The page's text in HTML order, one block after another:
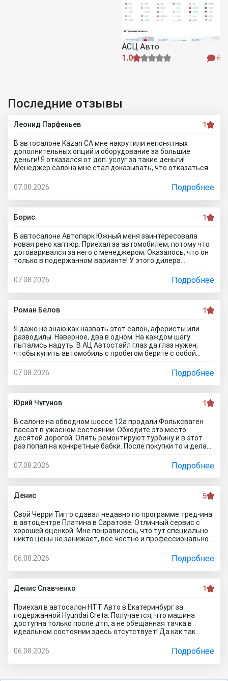
АСЦ Авто
1.0
6
Последние отзывы
Леонид Парфеньев 1
В автосалоне Kazan CA мне накрутили непонятных
дополнительных опций и оборудование за большие
деньги! Я отказался от доп. услуг за такие деньги!
Менеджер салона мне стал доказывать, что отказаться
происходит?! Отчего это невозможно? это развод и
кидалово! Оставил салон без автомобиля, потому что не
хотел его приобретать с допами за большие деньги да и
вам не советую!
07.08.2026 Подробнее
Борис 1
В автосалоне Автопарк Южный меня заинтересовала
новая рено каптюр. Приехал за автомобилем, потому что
договаривался за него с менеджером. Оказалось, что он
только в подержанном варианте! У этого дилера
советовал бы вам приезжать в этот автоцентр на
Гражданскую 1Д в Ставрополь, потому что это наглый
обман! Они только на сайте большой автосалон с
шикарными ценами, на деле мелкая шарашка разводящая
покупателей.
07.08.2026 Подробнее
Роман Белов 1
Я даже не знаю как назвать этот салон, аферисты или
разводилы. Наверное, два в одном. На каждом шагу
пытались надуть. В АЦ Автостайл глаз да глаз нужен,
чтобы купить автомобиль с пробегом берите с собой
еще юриста захватите. Менеджер вообще никак не давал
осмотреть авто. Ни капот открыть, ни в салон сесть, ни
днище глянуть. Попросил документы и то вместо них
ксерокопии принес. Мне даже смешно стало. Может по
картинкам тачку выбирать будем? Как я его не убеждал,
настаивать больше не стал, но очень интересно было, а
если бы я 5 тачек осмотреть захотел, на все 5 договора
бы писали? Бред полнейший..хорошо что в Челябинске
есть куча других автосалонов и этот с лживый автоцентр
можно спокойно объехать стороной.
07.08.2026 Подробнее
Юрий Чугунов 1
В салоне на обводном шоссе 12а продали Фольксваген
пассат в ужасном состоянии. Обходите это место
десятой дорогой. Опять ремонтируют турбину и в этот
раз попал на конкретные бабки. После покупки то и делаю,
что все с машиной идеально, а сейчас ничего не могу
сделать по гарантийному ремонту. Аферисты хреновы! Я
когда спрашивают где купить автомобиль в Тольятти
говорю - где угодно но не в автосалоне М-Авто!
07.08.2026 Подробнее
Денис 5
Свой Черри Тигго сдавал недавно по программе тред-ина
в автоцентре Платина в Саратове. Отличный сервис с
хорошей оценкой. Мне понравилось, что тут специально
никто цены не занижает, все честно и профессионально.
предложили подготовку провести тут в салоне. Для
клиента это важно, самому возиться не надо. Сделали
все быстро и поставили нормальную цену. Теперь буду
ждать , пока тачку продадут, не сомневаюсь , что быстро
справятся так как тут работают профессионалы.
06.08.2026 Подробнее
Денис Славченко 1
Приехал в автосалон НТТ Авто в Екатеринбург за
подержанной Hyundai Creta. Получается, что машина
доступна только после дтп, а не обещанная тачка в
идеальном состоянии здесь отсутствует! Да как так
почти не ездила! Я ушел из салона, потому что мне такой
расклад не подходит. Битое авто я могу купить и с рук и
намного дешевле, чем тут... Сожаления только о
06.08.2026 Подробнее